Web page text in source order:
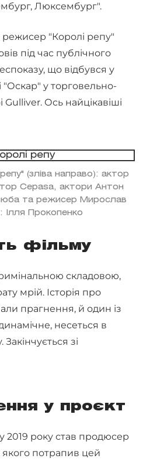
Люксембург".
режисер "Королі репу"
під час публічного
що відбувся у
"Оскар" у торговельно-
Ось найцікавіші
(зліва направо): актор
Cepasa, актори Антон
та режисер Мирослав
Прокопенко
фільму
складовою,
мрій. Історія про
прагнення, й один із
несеться в
зі
у проєкт
2019 року став продюсер
потрапив цей